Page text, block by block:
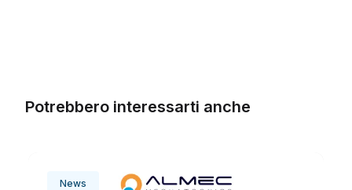
Potrebbero interessarti anche
News